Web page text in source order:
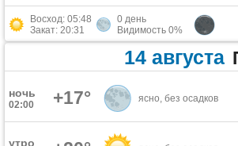
Восход: 05:48
Закат: 20:31
0 день
Видимость 0%
14 августа
ночь
02:00 +17° ясно, без осадков
утро